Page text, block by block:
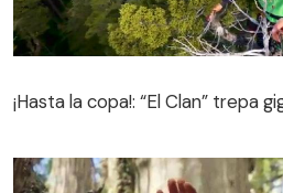
¡Hasta la copa!: “El Clan” trepa